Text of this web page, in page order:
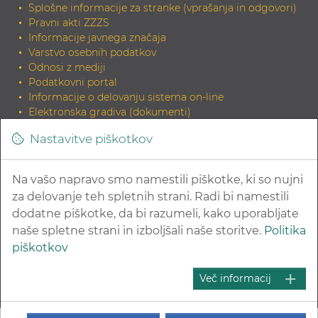
Splošne informacije za stranke (vprašanja in odgovori)
Pravni akti ZZZS
Informacije javnega značaja
Varstvo osebnih podatkov
Odnosi z mediji
Podatkovni portal
Informacije o delovanju sistema on-line
Elektronska gradiva (dokumenti)
INDOK knjižnica
Zahteva za elektronski izvirnik dokumenta in potrditev
Povezave na sorodne strani
Pravna obvestila in varovanje zasebnosti
Nastavitve piškotkov
Na vašo napravo smo namestili piškotke, ki so nujni
za delovanje teh spletnih strani. Radi bi namestili
dodatne piškotke, da bi razumeli, kako uporabljate
naše spletne strani in izboljšali naše storitve. Politika
piškotkov
Več informacij